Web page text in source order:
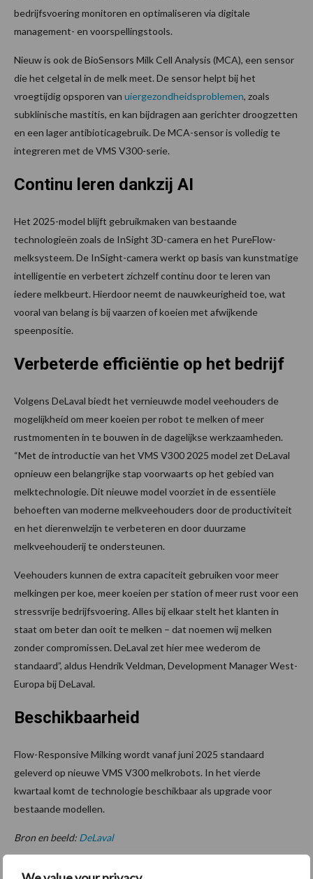
bedrijfsvoering monitoren en optimaliseren via digitale
management- en voorspellingstools.
Nieuw is ook de BioSensors Milk Cell Analysis (MCA), een sensor
die het celgetal in de melk meet. De sensor helpt bij het
vroegtijdig opsporen van uiergezondheidsproblemen, zoals
subklinische mastitis, en kan bijdragen aan gerichter droogzetten
en een lager antibioticagebruik. De MCA-sensor is volledig te
integreren met de VMS V300-serie.
Continu leren dankzij AI
Het 2025-model blijft gebruikmaken van bestaande
technologieën zoals de InSight 3D-camera en het PureFlow-
melksysteem. De InSight-camera werkt op basis van kunstmatige
intelligentie en verbetert zichzelf continu door te leren van
iedere melkbeurt. Hierdoor neemt de nauwkeurigheid toe, wat
vooral van belang is bij vaarzen of koeien met afwijkende
speenpositie.
Verbeterde efficiëntie op het bedrijf
Volgens DeLaval biedt het vernieuwde model veehouders de
mogelijkheid om meer koeien per robot te melken of meer
rustmomenten in te bouwen in de dagelijkse werkzaamheden.
“Met de introductie van het VMS V300 2025 model zet DeLaval
opnieuw een belangrijke stap voorwaarts op het gebied van
melktechnologie. Dit nieuwe model voorziet in de essentiële
behoeften van moderne melkveehouders door de productiviteit
en het dierenwelzijn te verbeteren en door duurzame
melkveehouderij te ondersteunen.
Veehouders kunnen de extra capaciteit gebruiken voor meer
melkingen per koe, meer koeien per station of meer rust voor een
stressvrije bedrijfsvoering. Alles bij elkaar stelt het klanten in
staat om beter dan ooit te melken – dat noemen wij melken
zonder compromissen. DeLaval zet hier mee wederom de
standaard”, aldus Hendrik Veldman, Development Manager West-
Europa bij DeLaval.
Beschikbaarheid
Flow-Responsive Milking wordt vanaf juni 2025 standaard
geleverd op nieuwe VMS V300 melkrobots. In het vierde
kwartaal komt de technologie beschikbaar als upgrade voor
bestaande modellen.
Bron en beeld: DeLaval